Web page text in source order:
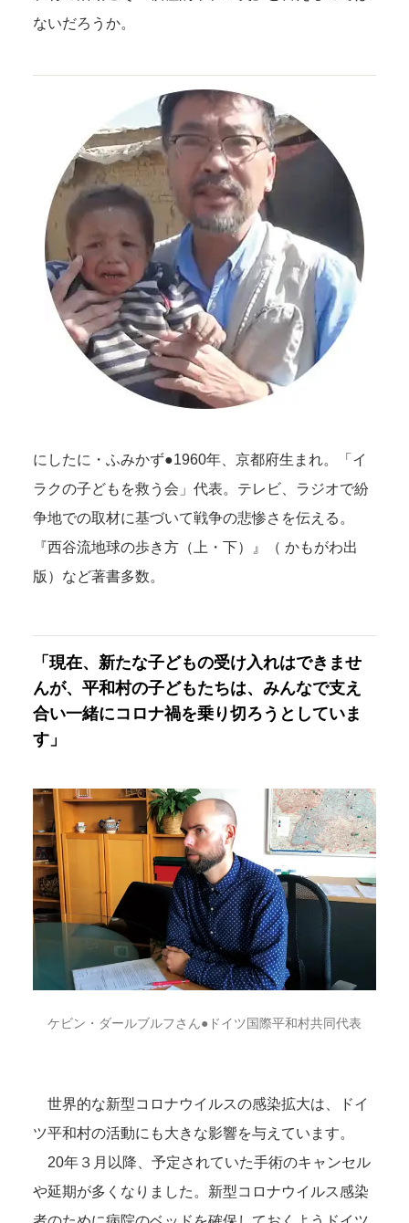
ないだろうか。
にしたに・ふみかず●1960年、京都府生まれ。「イ
ラクの子どもを救う会」代表。テレビ、ラジオで紛
争地での取材に基づいて戦争の悲惨さを伝える。
『西谷流地球の歩き方（上・下）』（ かもがわ出
版）など著書多数。
「現在、新たな子どもの受け入れはできませ
んが、平和村の子どもたちは、みんなで支え
合い一緒にコロナ禍を乗り切ろうとしていま
す」
ケビン・ダールブルフさん●ドイツ国際平和村共同代表
世界的な新型コロナウイルスの感染拡大は、ドイ
ツ平和村の活動にも大きな影響を与えています。
20年３月以降、予定されていた手術のキャンセル
や延期が多くなりました。新型コロナウイルス感染